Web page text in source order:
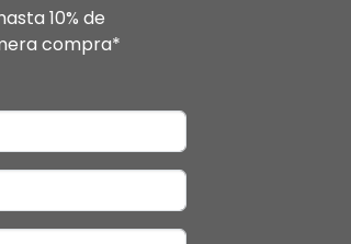
10% de
compra*